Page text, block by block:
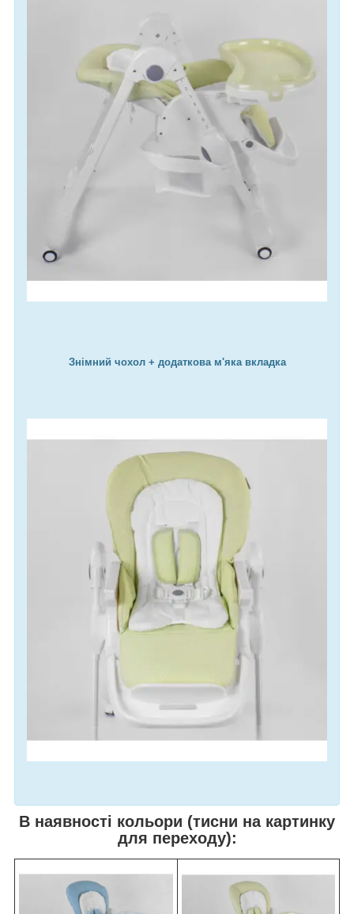
Знімний чохол + додаткова м'яка вкладка
В наявності кольори (тисни на картинку
для переходу):